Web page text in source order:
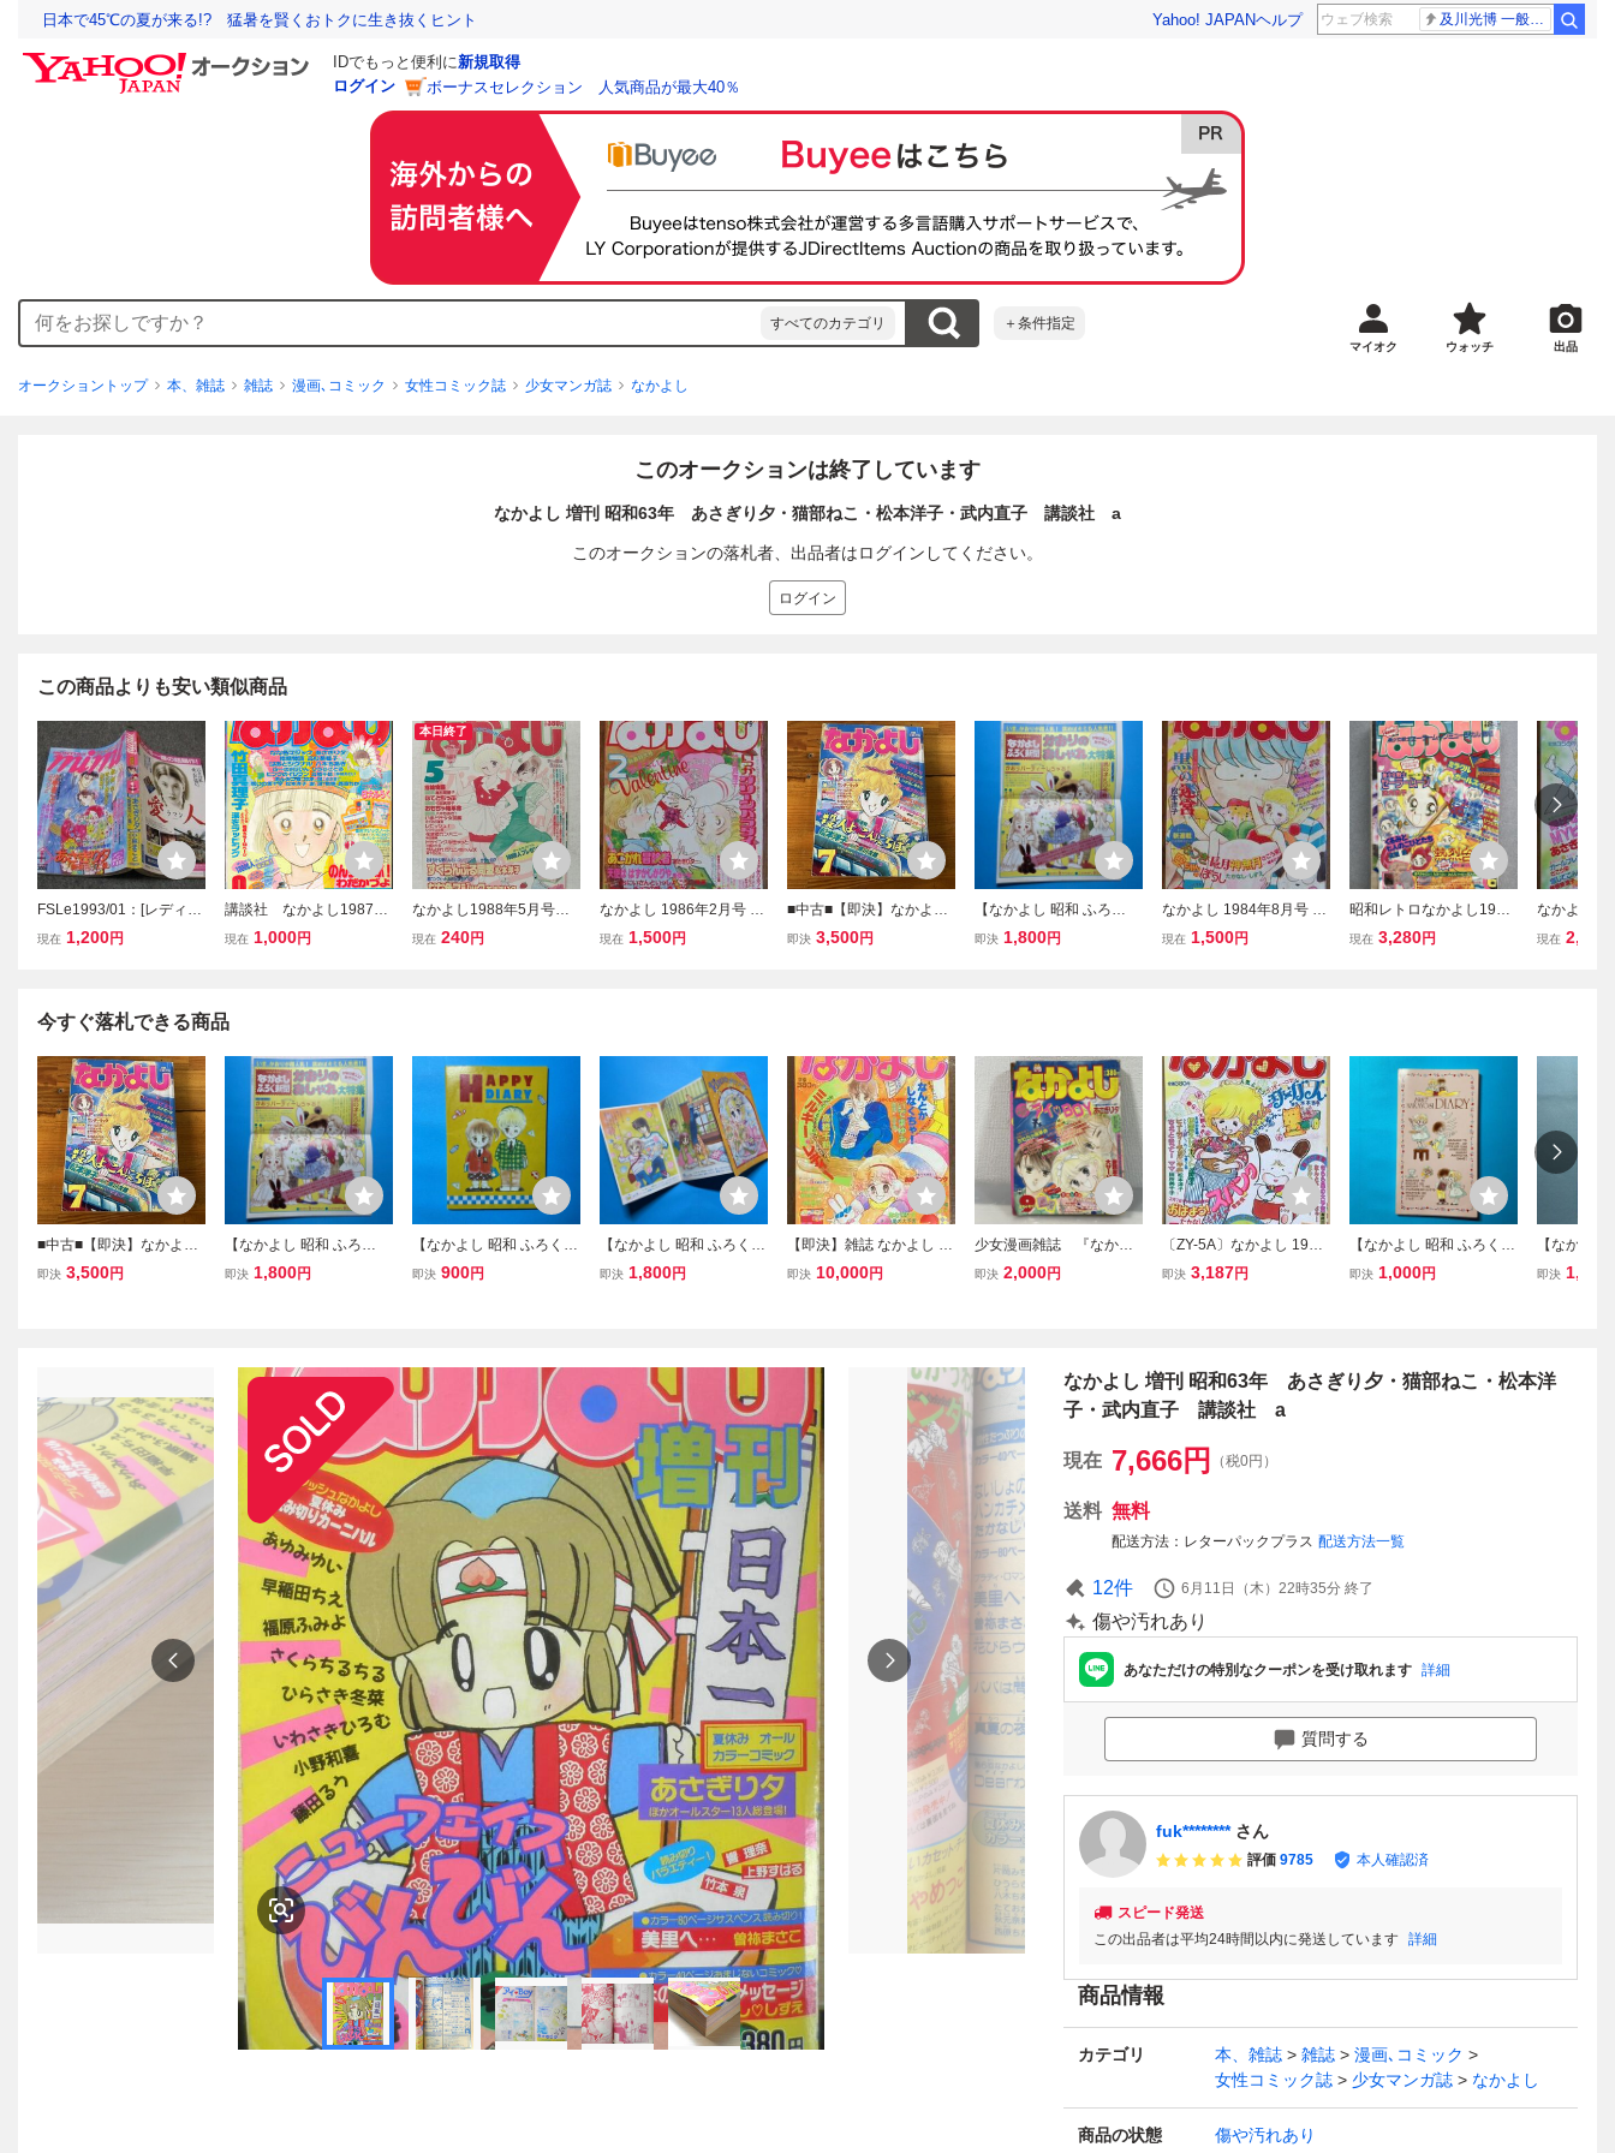
日本で45℃の夏が来る!? 猛暑を賢くおトクに生き抜くヒント Yahoo! JAPANヘルプ 及川光博 一般女性
IDでもっと便利に新規取得
ログイン
ボーナスセレクション 人気商品が最大40％
すべてのカテゴリ ＋条件指定
マイオク ウォッチ 出品
オークショントップ 本、雑誌 雑誌 漫画､コミック 女性コミック誌 少女マンガ誌 なかよし
このオークションは終了しています
なかよし 増刊 昭和63年 あさぎり夕・猫部ねこ・松本洋子・武内直子 講談社 a
このオークションの落札者、出品者はログインしてください。
ログイン
この商品よりも安い類似商品
FSLe1993/01：[レディマ]
月刊ミミ(mimi)/インタビ
あきの
現在 1,200円
講談社 なかよし1987年
(昭和62年)08月号 8708
現在 1,000円
本日終了
なかよし1988年5月号◆
あさぎり夕表紙・巻頭カ
現在 240円
なかよし 1986年2月号 竹
田真理子 松本洋子 たかな
現在 1,500円
■中古■【即決】なかよし
83年7月 あさぎり夕 いが
即決 3,500円
【なかよし 昭和 ふろ
く】・なかよしふろく新
即決 1,800円
なかよし 1984年8月号 黒
の迷宮:松本洋子 たかなし
現在 1,500円
昭和レトロなかよし1993.
6月号
現在 3,280円
なかよしデ
年5月号 あ
現在 2,000
今すぐ落札できる商品
■中古■【即決】なかよし
83年7月 あさぎり夕 いが
即決 3,500円
【なかよし 昭和 ふろ
く】・なかよしふろく新
即決 1,800円
【なかよし 昭和 ふろく】
あさぎり夕／あこがれ冒
即決 900円
【なかよし 昭和 ふろく】
あさぎり夕 オールカラー
即決 1,800円
【即決】雑誌 なかよし 19
81年/いがらしゆみこ (キ
即決 10,000円
少女漫画雑誌 『なかよ
し』 １９８８年 ９月
即決 2,000円
〔ZY-5A〕なかよし 1981
年4月号/いがらしゆみこ
即決 3,187円
【なかよし 昭和 ふろく】
あさぎり夕 1987年ダイ
即決 1,000円
【なかよ
あさぎり
即決 1,200
なかよし 増刊 昭和63年 あさぎり夕・猫部ねこ・松本洋
子・武内直子 講談社 a
現在 7,666円 （税0円）
送料 無料
配送方法 レターパックプラス 配送方法一覧
12件 6月11日（木）22時35分 終了
傷や汚れあり
あなただけの特別なクーポンを受け取れます 詳細
質問する
fuk******** さん
評価 9785 本人確認済
スピード発送
この出品者は平均24時間以内に発送しています 詳細
商品情報
カテゴリ 本、雑誌 雑誌
漫画､コミック
女性コミック誌
少女マンガ誌 なかよし
商品の状態 傷や汚れあり